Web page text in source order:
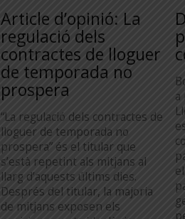
Article d’opinió: La
regulació dels
contractes de lloguer
de temporada no
prospera
“La regulació dels contractes de
lloguer de temporada no
prospera” és el titular que
s’està repetint als mitjans al
llarg d’aquests últims dies.
Després del titular, la majoria
de mitjans exposen els
a